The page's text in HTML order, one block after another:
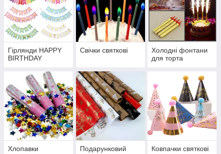
Гірлянди HAPPY
BIRTHDAY
Свічки святкові
Холодні фонтани
для торта
Хлопавки
Подарунковий
Ковпачки святкові